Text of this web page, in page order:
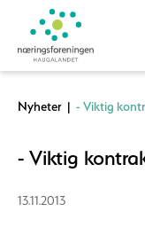
Nyheter | - Viktig
- Viktig
13.11.2013